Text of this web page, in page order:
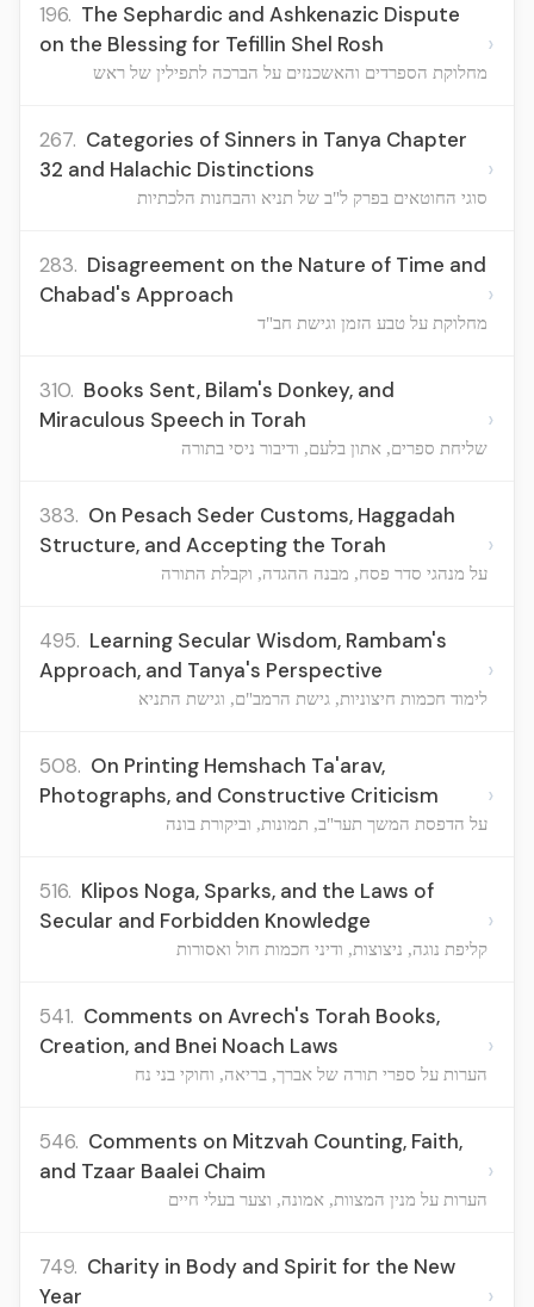
196. The Sephardic and Ashkenazic Dispute
on the Blessing for Tefillin Shel Rosh
מחלוקת הספרדים והאשכנזים על הברכה לתפילין של ראש
›
267. Categories of Sinners in Tanya Chapter
32 and Halachic Distinctions
סוגי החוטאים בפרק ל"ב של תניא והבחנות הלכתיות
›
283. Disagreement on the Nature of Time and
Chabad's Approach
מחלוקת על טבע הזמן וגישת חב"ד
›
310. Books Sent, Bilam's Donkey, and
Miraculous Speech in Torah
שליחת ספרים, אתון בלעם, ודיבור ניסי בתורה
›
383. On Pesach Seder Customs, Haggadah
Structure, and Accepting the Torah
על מנהגי סדר פסח, מבנה ההגדה, וקבלת התורה
›
495. Learning Secular Wisdom, Rambam's
Approach, and Tanya's Perspective
לימוד חכמות חיצוניות, גישת הרמב"ם, וגישת התניא
›
508. On Printing Hemshach Ta'arav,
Photographs, and Constructive Criticism
על הדפסת המשך תער"ב, תמונות, וביקורת בונה
›
516. Klipos Noga, Sparks, and the Laws of
Secular and Forbidden Knowledge
קליפת נוגה, ניצוצות, ודיני חכמות חול ואסורות
›
541. Comments on Avrech's Torah Books,
Creation, and Bnei Noach Laws
הערות על ספרי תורה של אברך, בריאה, וחוקי בני נח
›
546. Comments on Mitzvah Counting, Faith,
and Tzaar Baalei Chaim
הערות על מנין המצוות, אמונה, וצער בעלי חיים
›
749. Charity in Body and Spirit for the New
Year
›